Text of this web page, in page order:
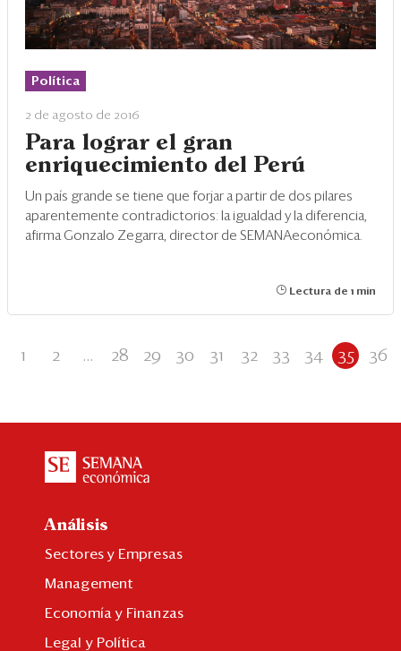
Política
2 de agosto de 2016
Para lograr el gran
enriquecimiento del Perú
Un país grande se tiene que forjar a partir de dos pilares
aparentemente contradictorios: la igualdad y la diferencia,
afirma Gonzalo Zegarra, director de SEMANAeconómica.
Lectura de 1 min
1 2 ... 28 29 30 31 32 33 34 35 36
Análisis
Sectores y Empresas
Management
Economía y Finanzas
Legal y Política